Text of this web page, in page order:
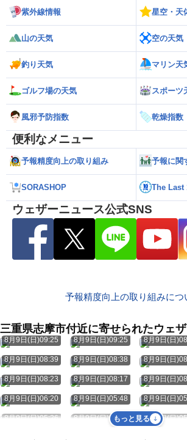
紫外線情報 星空・天
山の天気 空の天気
釣り天気 マリン天
ゴルフ場の天気 スポーツ
風邪予防指数 乾燥指数
便利なメニュー
予報精度向上の取り組み 予報に関
SORASHOP The Last
ウェザーニュース公式SNS
予報精度向上の取り組みにつ
三重県志摩市付近に寄せられたウェ
8月9日(日)09:25 8月9日(日)09:25 8月9日(日
8月9日(日)08:39 8月9日(日)08:38 8月9日(日
8月9日(日)08:23 8月9日(日)08:17 8月9日(日
8月9日(日)06:20 8月9日(日)05:48 8月9日(日
8月9日(日)05:26 8月9日(日)05:25 8月9日(日
もっと見る